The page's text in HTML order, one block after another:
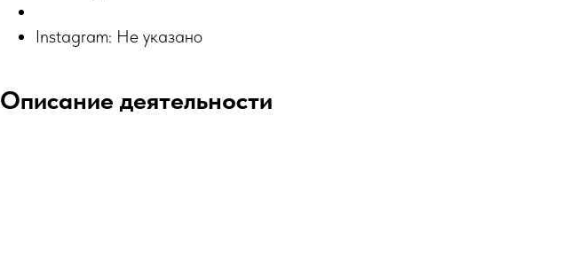
Instagram: Не указано
Описание деятельности